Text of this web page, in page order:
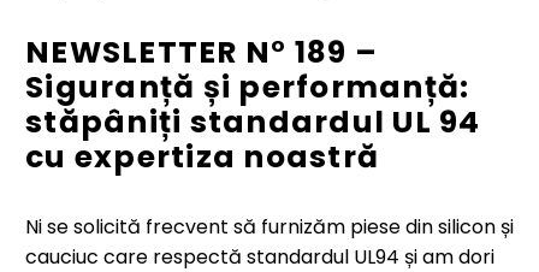
NEWSLETTER N° 189 –
Siguranță și performanță:
stăpâniți standardul UL 94
cu expertiza noastră
Ni se solicită frecvent să furnizăm piese din silicon și
cauciuc care respectă standardul UL94 și am dori